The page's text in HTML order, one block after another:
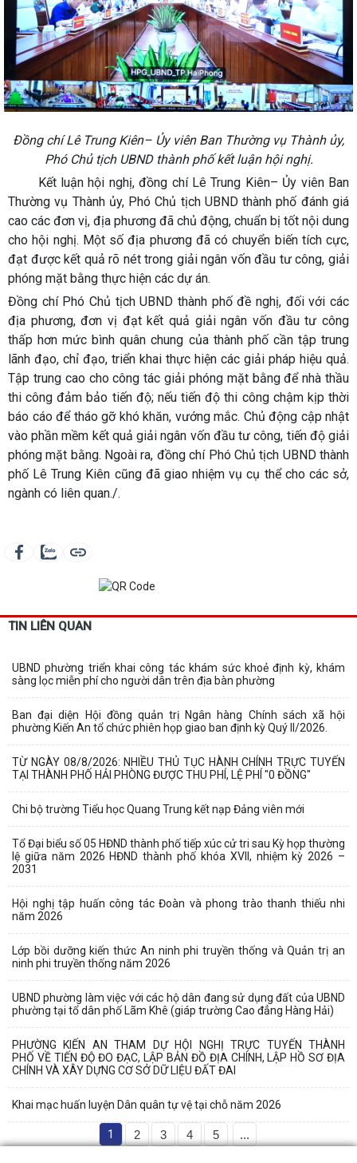
Đồng chí Lê Trung Kiên– Ủy viên Ban Thường vụ Thành ủy,
Phó Chủ tịch UBND thành phố kết luận hội nghị.
Kết luận hội nghị, đồng chí Lê Trung Kiên– Ủy viên Ban
Thường vụ Thành ủy, Phó Chủ tịch UBND thành phố đánh giá
cao các đơn vị, địa phương đã chủ động, chuẩn bị tốt nội dung
cho hội nghị. Một số địa phương đã có chuyển biến tích cực,
đạt được kết quả rõ nét trong giải ngân vốn đầu tư công, giải
phóng mặt bằng thực hiện các dự án.
Đồng chí Phó Chủ tịch UBND thành phố đề nghị, đối với các
địa phương, đơn vị đạt kết quả giải ngân vốn đầu tư công
thấp hơn mức bình quân chung của thành phố cần tập trung
lãnh đạo, chỉ đạo, triển khai thực hiện các giải pháp hiệu quả.
Tập trung cao cho công tác giải phóng mặt bằng để nhà thầu
thi công đảm bảo tiến độ; nếu tiến độ thi công chậm kịp thời
báo cáo để tháo gỡ khó khăn, vướng mắc. Chủ động cập nhật
vào phần mềm kết quả giải ngân vốn đầu tư công, tiến độ giải
phóng mặt bằng. Ngoài ra, đồng chí Phó Chủ tịch UBND thành
phố Lê Trung Kiên cũng đã giao nhiệm vụ cụ thể cho các sở,
ngành có liên quan./.
TIN LIÊN QUAN
UBND phường triển khai công tác khám sức khoẻ định kỳ, khám
sàng lọc miễn phí cho người dân trên địa bàn phường
Ban đại diện Hội đồng quản trị Ngân hàng Chính sách xã hội
phường Kiến An tổ chức phiên họp giao ban định kỳ Quý II/2026.
TỪ NGÀY 08/8/2026: NHIỀU THỦ TỤC HÀNH CHÍNH TRỰC TUYẾN
TẠI THÀNH PHỐ HẢI PHÒNG ĐƯỢC THU PHÍ, LỆ PHÍ "0 ĐỒNG"
Chi bộ trường Tiểu học Quang Trung kết nạp Đảng viên mới
Tổ Đại biểu số 05 HĐND thành phố tiếp xúc cử tri sau Kỳ họp thường
lệ giữa năm 2026 HĐND thành phố khóa XVII, nhiệm kỳ 2026 –
2031
Hội nghị tập huấn công tác Đoàn và phong trào thanh thiếu nhi
năm 2026
Lớp bồi dưỡng kiến thức An ninh phi truyền thống và Quản trị an
ninh phi truyền thống năm 2026
UBND phường làm việc với các hộ dân đang sử dụng đất của UBND
phường tại tổ dân phố Lãm Khê (giáp trường Cao đẳng Hàng Hải)
PHƯỜNG KIẾN AN THAM DỰ HỘI NGHỊ TRỰC TUYẾN THÀNH
PHỐ VỀ TIẾN ĐỘ ĐO ĐẠC, LẬP BẢN ĐỒ ĐỊA CHÍNH, LẬP HỒ SƠ ĐỊA
CHÍNH VÀ XÂY DỰNG CƠ SỞ DỮ LIỆU ĐẤT ĐAI
Khai mạc huấn luyện Dân quân tự vệ tại chỗ năm 2026
1 2 3 4 5 ...